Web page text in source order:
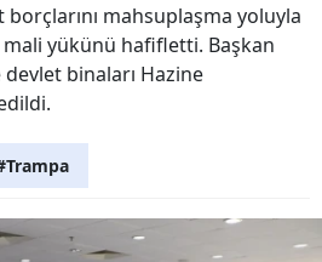
borçlarını mahsuplaşma yoluyla
yükünü hafifletti. Başkan
devlet binaları Hazine